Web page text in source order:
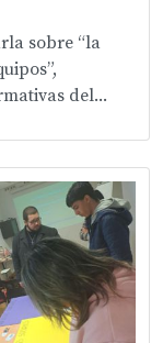
sobre “la
del...